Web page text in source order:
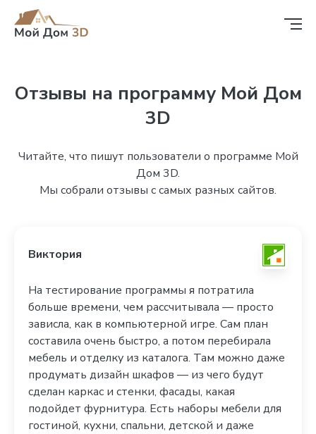
Отзывы на программу Мой Дом
3D
Читайте, что пишут пользователи о программе Мой
Дом 3D.
Мы собрали отзывы c самых разных сайтов.
Виктория
На тестирование программы я потратила
больше времени, чем рассчитывала — просто
зависла, как в компьютерной игре. Сам план
составила очень быстро, а потом перебирала
мебель и отделку из каталога. Там можно даже
продумать дизайн шкафов — из чего будут
сделан каркас и стенки, фасады, какая
подойдет фурнитура. Есть наборы мебели для
гостиной, кухни, спальни, детской и даже